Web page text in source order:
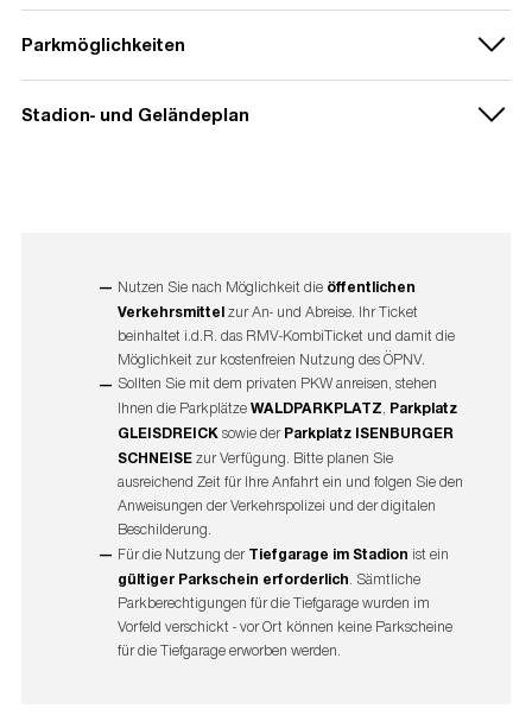
außerplanmäßige Stopps am Bahnhof Stadion. Der RMV
bieten auf seinerHomepage
Fahrplananpassungen.
⇲ DOWNLOAD: 'zusätzliche Zugverbindungen'
Interaktive Fahrplanauskunft RMV
Parkmöglichkeiten. Nutzen Sie untenstehenden Link für eine
individuelle Routenführung. Vor Ort folgen Sie bitte der
digitalen Beschilderung sowie den Anweisungen der Polizei
Parkmöglichkeiten
Parkplätze Gleisdreieckund
Füllstand der Parkplätze und aktuelle Verkehrshinweise.
Wir empfehlen eine frühzeitige Anreise und aufgrund
begrenzter Parkplatzkapazitäten möglichst mit dem ÖPNV
anzureisen. Mit dem RMV-KombiTicket kann der öffentliche
Nahverkehr kostenfrei zur An- und Abreise zum Konzert genutzt
Stadion- und Geländeplan
DOWNLOAD: "Stadion- und Geländeplan Deutsche
Bank Park" [pdf]
Nutzen Sie nach Möglichkeit die öffentlichen
Verkehrsmittelzur An- und Abreise. Ihr Ticket
beinhaltet i.d.R. das RMV-KombiTicket und damit die
Möglichkeit zur kostenfreien Nutzung des ÖPNV.
Sollten Sie mit dem privaten PKW anreisen, stehen
Ihnen die ParkplätzeWALDPARKPLATZ, Parkplatz
GLEISDREICK sowie derParkplatz ISENBURGER
SCHNEISEzur Verfügung. Bitte planen Sie
ausreichend Zeit für Ihre Anfahrt ein und folgen Sie den
Anweisungen der Verkehrspolizei und der digitalen
Beschilderung.
Für die Nutzung derTiefgarage im Stadion ist ein
gültiger Parkschein erforderlich. Sämtliche
Parkberechtigungen für die Tiefgarage wurden im
Vorfeld verschickt - vor Ort können keine Parkscheine
für die Tiefgarage erworben werden.